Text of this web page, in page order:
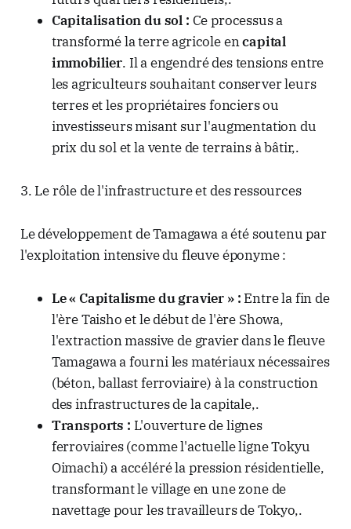
Capitalisation du sol : Ce processus a
transformé la terre agricole encapital
immobilier. Il a engendré des tensions entre
les agriculteurs souhaitant conserver leurs
terres et les propriétaires fonciers ou
investisseurs misant sur l'augmentation du
prix du sol et la vente de terrains à bâtir,.
3. Le rôle de l'infrastructure et des ressources
Le développement de Tamagawa a été soutenu par
l'exploitation intensive du fleuve éponyme :
Le « Capitalisme du gravier » : Entre la fin de
l'ère Taisho et le début de l'ère Showa,
l'extraction massive de gravier dans le fleuve
Tamagawa a fourni les matériaux nécessaires
(béton, ballast ferroviaire) à la construction
des infrastructures de la capitale,.
Transports : L'ouverture de lignes
ferroviaires (comme l'actuelle ligne Tokyu
Oimachi) a accéléré la pression résidentielle,
transformant le village en une zone de
navettage pour les travailleurs de Tokyo,.